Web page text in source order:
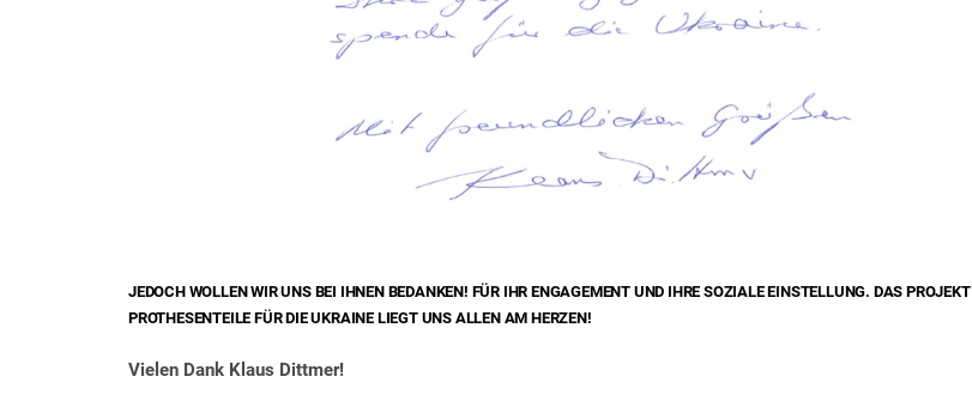
JEDOCH WOLLEN WIR UNS BEI IHNEN BEDANKEN! FÜR IHR ENGAGEMENT UND IHRE SOZIALE EINSTELLUNG. DAS PROJEKT
PROTHESENTEILE FÜR DIE UKRAINE LIEGT UNS ALLEN AM HERZEN!
Vielen Dank Klaus Dittmer!